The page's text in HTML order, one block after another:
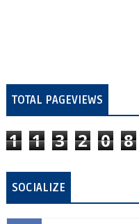
TOTAL PAGEVIEWS
1 1 3 2 0 8
SOCIALIZE